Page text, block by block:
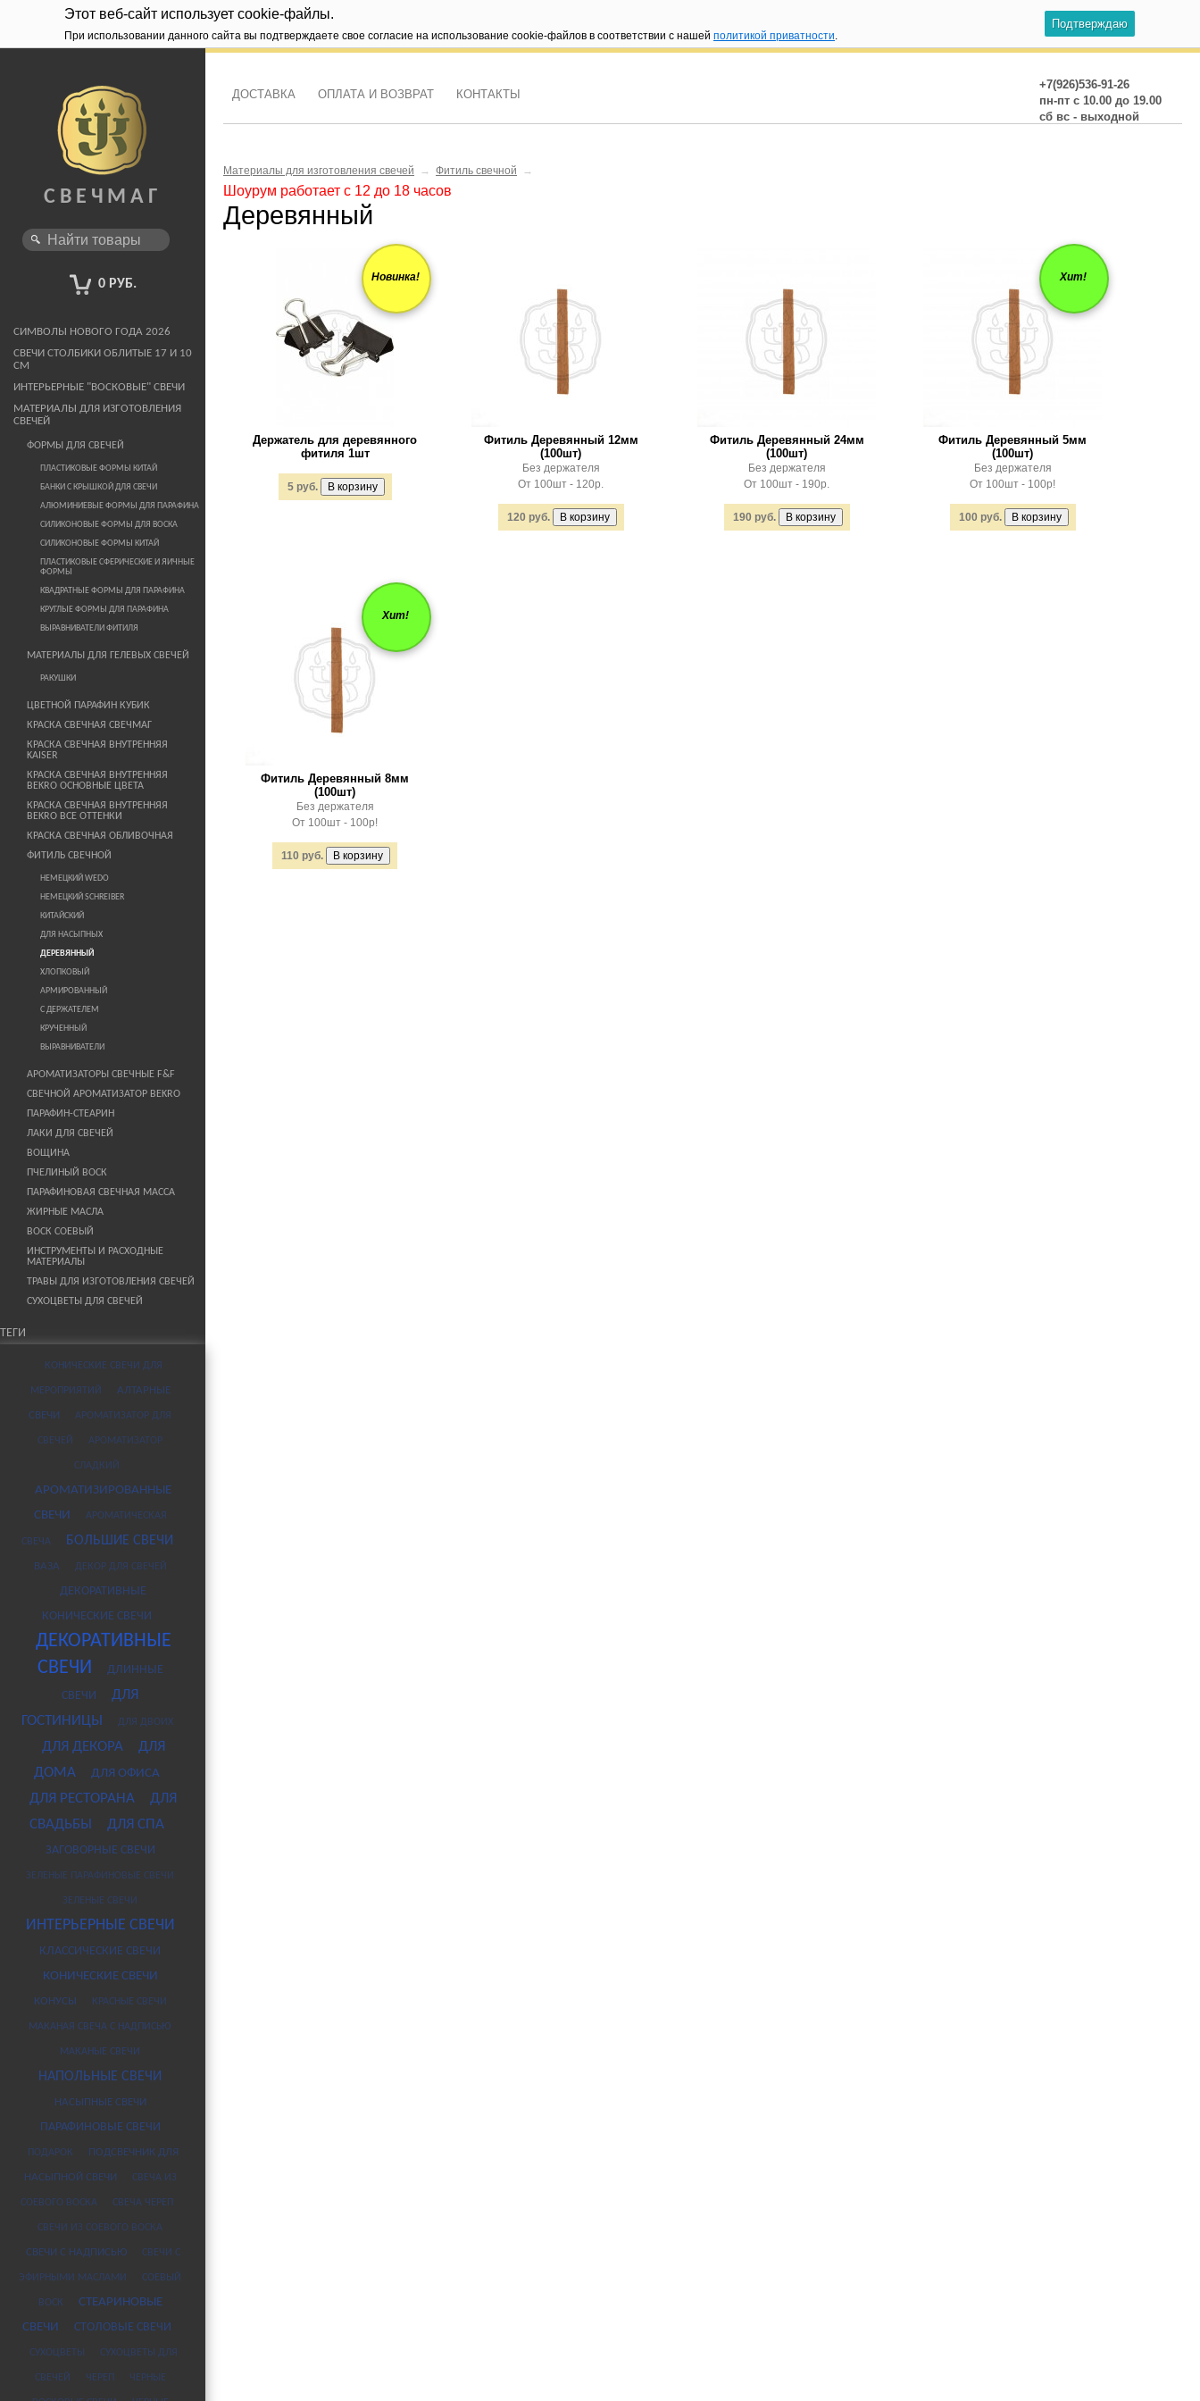
Этот веб-сайт использует cookie-файлы.
При использовании данного сайта вы подтверждаете свое согласие на использование cookie-файлов в соответствии с нашей политикой приватности.
Подтверждаю
СВЕЧМАГ
0 РУБ.
СИМВОЛЫ НОВОГО ГОДА 2026
СВЕЧИ СТОЛБИКИ ОБЛИТЫЕ 17 И 10
СМ
ИНТЕРЬЕРНЫЕ "ВОСКОВЫЕ" СВЕЧИ
МАТЕРИАЛЫ ДЛЯ ИЗГОТОВЛЕНИЯ
СВЕЧЕЙ
ФОРМЫ ДЛЯ СВЕЧЕЙ
ПЛАСТИКОВЫЕ ФОРМЫ КИТАЙ
БАНКИ С КРЫШКОЙ ДЛЯ СВЕЧИ
АЛЮМИНИЕВЫЕ ФОРМЫ ДЛЯ ПАРАФИНА
СИЛИКОНОВЫЕ ФОРМЫ ДЛЯ ВОСКА
СИЛИКОНОВЫЕ ФОРМЫ КИТАЙ
ПЛАСТИКОВЫЕ СФЕРИЧЕСКИЕ И ЯИЧНЫЕ
ФОРМЫ
КВАДРАТНЫЕ ФОРМЫ ДЛЯ ПАРАФИНА
КРУГЛЫЕ ФОРМЫ ДЛЯ ПАРАФИНА
ВЫРАВНИВАТЕЛИ ФИТИЛЯ
МАТЕРИАЛЫ ДЛЯ ГЕЛЕВЫХ СВЕЧЕЙ
РАКУШКИ
ЦВЕТНОЙ ПАРАФИН КУБИК
КРАСКА СВЕЧНАЯ СВЕЧМАГ
КРАСКА СВЕЧНАЯ ВНУТРЕННЯЯ
KAISER
КРАСКА СВЕЧНАЯ ВНУТРЕННЯЯ
BEKRO ОСНОВНЫЕ ЦВЕТА
КРАСКА СВЕЧНАЯ ВНУТРЕННЯЯ
BEKRO ВСЕ ОТТЕНКИ
КРАСКА СВЕЧНАЯ ОБЛИВОЧНАЯ
ФИТИЛЬ СВЕЧНОЙ
НЕМЕЦКИЙ WEDO
НЕМЕЦКИЙ SCHREIBER
КИТАЙСКИЙ
ДЛЯ НАСЫПНЫХ
ДЕРЕВЯННЫЙ
ХЛОПКОВЫЙ
АРМИРОВАННЫЙ
С ДЕРЖАТЕЛЕМ
КРУЧЕННЫЙ
ВЫРАВНИВАТЕЛИ
АРОМАТИЗАТОРЫ СВЕЧНЫЕ F&F
СВЕЧНОЙ АРОМАТИЗАТОР BEKRO
ПАРАФИН-СТЕАРИН
ЛАКИ ДЛЯ СВЕЧЕЙ
ВОЩИНА
ПЧЕЛИНЫЙ ВОСК
ПАРАФИНОВАЯ СВЕЧНАЯ МАССА
ЖИРНЫЕ МАСЛА
ВОСК СОЕВЫЙ
ИНСТРУМЕНТЫ И РАСХОДНЫЕ
МАТЕРИАЛЫ
ТРАВЫ ДЛЯ ИЗГОТОВЛЕНИЯ СВЕЧЕЙ
СУХОЦВЕТЫ ДЛЯ СВЕЧЕЙ
ТЕГИ
КОНИЧЕСКИЕ СВЕЧИ ДЛЯ
МЕРОПРИЯТИЙ АЛТАРНЫЕ
СВЕЧИ АРОМАТИЗАТОР ДЛЯ
СВЕЧЕЙ АРОМАТИЗАТОР
СЛАДКИЙ
АРОМАТИЗИРОВАННЫЕ
СВЕЧИ
АРОМАТИЧЕСКАЯ
СВЕЧА БОЛЬШИЕ СВЕЧИ
ВАЗА ДЕКОР ДЛЯ СВЕЧЕЙ
ДЕКОРАТИВНЫЕ
КОНИЧЕСКИЕ СВЕЧИ
ДЕКОРАТИВНЫЕ
СВЕЧИ
ДЛИННЫЕ
СВЕЧИ
ДЛЯ
ГОСТИНИЦЫ
ДЛЯ ДВОИХ
ДЛЯ ДЕКОРА
ДЛЯ
ДОМА
ДЛЯ ОФИСА
ДЛЯ РЕСТОРАНА
ДЛЯ
СВАДЬБЫ
ДЛЯ СПА
ЗАГОВОРНЫЕ СВЕЧИ
ЗЕЛЕНЫЕ ПАРАФИНОВЫЕ СВЕЧИ
ЗЕЛЕНЫЕ СВЕЧИ
ИНТЕРЬЕРНЫЕ СВЕЧИ
КЛАССИЧЕСКИЕ СВЕЧИ
КОНИЧЕСКИЕ СВЕЧИ
КОНУСЫ КРАСНЫЕ СВЕЧИ
МАКАНАЯ СВЕЧА С НАДПИСЬЮ
МАКАНЫЕ СВЕЧИ
НАПОЛЬНЫЕ СВЕЧИ
НАСЫПНЫЕ СВЕЧИ
ПАРАФИНОВЫЕ СВЕЧИ
ПОДАРОК ПОДСВЕЧНИК ДЛЯ
НАСЫПНОЙ СВЕЧИ СВЕЧА ИЗ
СОЕВОГО ВОСКА СВЕЧА ЧЕРЕП
СВЕЧИ ИЗ СОЕВОГО ВОСКА
СВЕЧИ С НАДПИСЬЮ СВЕЧИ С
ЭФИРНЫМИ МАСЛАМИ СОЕВЫЙ
ВОСК
СТЕАРИНОВЫЕ
СВЕЧИ
СТОЛОВЫЕ СВЕЧИ
СУХОЦВЕТЫ СУХОЦВЕТЫ ДЛЯ
СВЕЧЕЙ ЧЕРЕП ЧЕРНЫЕ
+7(926)536-91-26
пн-пт с 10.00 до 19.00
сб вс - выходной
ДОСТАВКА ОПЛАТА И ВОЗВРАТ КОНТАКТЫ
Материалы для изготовления свечей → Фитиль свечной →
Шоурум работает с 12 до 18 часов
Деревянный
Новинка!
Держатель для деревянного
фитиля 1шт
5 руб.
Фитиль Деревянный 12мм
(100шт)
Без держателя
От 100шт - 120р.
120 руб.
Фитиль Деревянный 24мм
(100шт)
Без держателя
От 100шт - 190р.
190 руб.
Хит!
Фитиль Деревянный 5мм
(100шт)
Без держателя
От 100шт - 100р!
100 руб.
Хит!
Фитиль Деревянный 8мм
(100шт)
Без держателя
От 100шт - 100р!
110 руб.